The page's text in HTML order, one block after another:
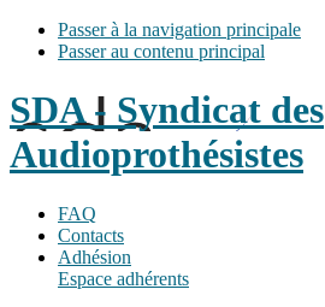
Passer à la navigation principale
Passer au contenu principal
SDA - Syndicat des
Audioprothésistes
FAQ
Contacts
Adhésion
Espace adhérents